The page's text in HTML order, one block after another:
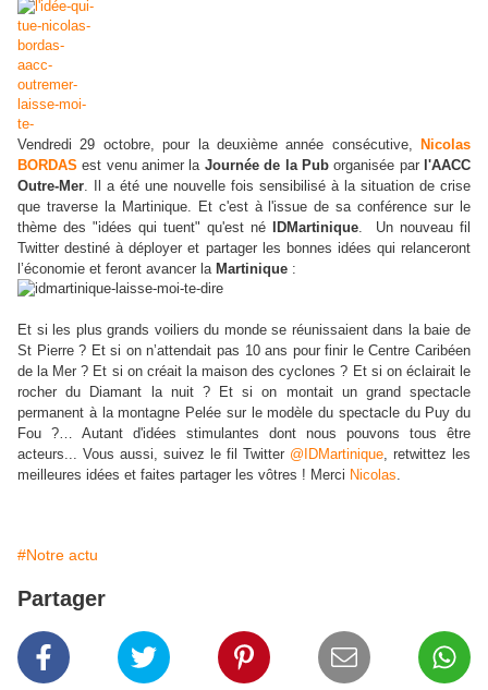
Vendredi 29 octobre, pour la deuxième année consécutive,
Nicolas
BORDAS est venu animer la Journée de la Puborganisée par l'AACC
Outre-Mer. Il a été une nouvelle fois sensibilisé à la situation de crise
que traverse la Martinique. Et c'est à l'issue de sa conférence sur le
thème des "idées qui tuent" qu'est né
IDMartinique. Un nouveau fil
Twitter destiné à déployer et partager les bonnes idées qui relanceront
l’économie et feront avancer la Martinique :
Et si les plus grands voiliers du monde se réunissaient dans la baie de
St Pierre ? Et si on n’attendait pas 10 ans pour finir le Centre Caribéen
de la Mer ? Et si on créait la maison des cyclones ? Et si on éclairait le
rocher du Diamant la nuit ? Et si on montait un grand spectacle
permanent à la montagne Pelée sur le modèle du spectacle du Puy du
Fou ?… Autant d'idées stimulantes dont nous pouvons tous être
acteurs... Vous aussi, suivez le fil Twitter @IDMartinique, retwittez les
meilleures idées et faites partager les vôtres ! Merci Nicolas.
#Notre actu
Partager